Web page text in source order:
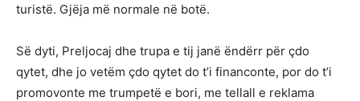
turistë. Gjëja më normale në botë.
Së dyti, Preljocaj dhe trupa e tij janë ëndërr për çdo
qytet, dhe jo vetëm çdo qytet do t’i financonte, por do t’i
promovonte me trumpetë e bori, me tellall e reklama